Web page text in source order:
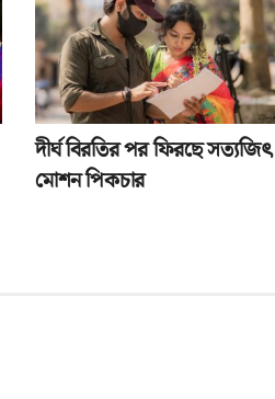
দীর্ঘ বিরতির পর ফিরছে সত্যজিৎ
মোশন পিকচার